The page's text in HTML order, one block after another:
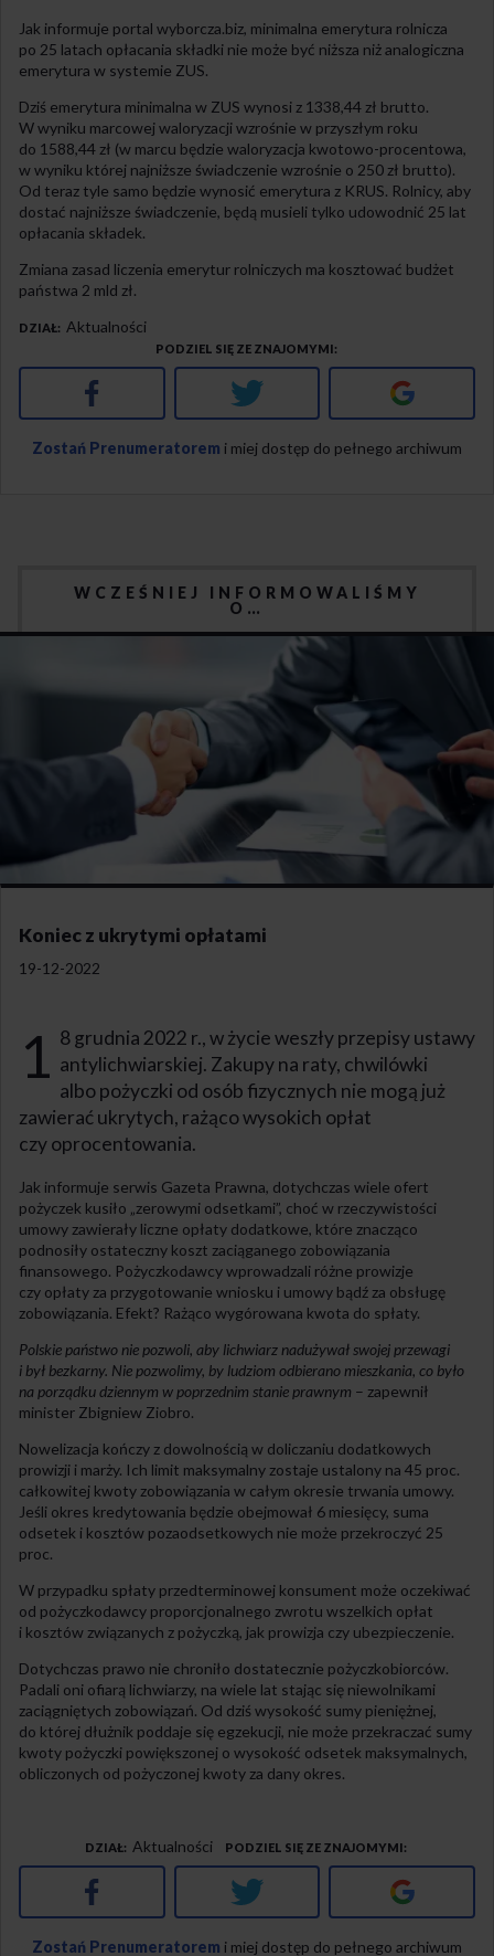
Jak informuje portal wyborcza.biz, minimalna emerytura rolnicza
po 25 latach opłacania składki nie może być niższa niż analogiczna
emerytura w systemie ZUS.
Dziś emerytura minimalna w ZUS wynosi z 1338,44 zł brutto.
W wyniku marcowej waloryzacji wzrośnie w przyszłym roku
do 1588,44 zł (w marcu będzie waloryzacja kwotowo-procentowa,
w wyniku której najniższe świadczenie wzrośnie o 250 zł brutto).
Od teraz tyle samo będzie wynosić emerytura z KRUS. Rolnicy, aby
dostać najniższe świadczenie, będą musieli tylko udowodnić 25 lat
opłacania składek.
Zmiana zasad liczenia emerytur rolniczych ma kosztować budżet
państwa 2 mld zł.
DZIAŁ Aktualności
PODZIEL SIĘ ZE ZNAJOMYMI
Facebook Twitter Google+
Zostań Prenumeratorem i miej dostęp do pełnego archiwum
WCZEŚNIEJ INFORMOWALIŚMY
O…
Koniec z ukrytymi opłatami
19-12-2022
1 8 grudnia 2022 r., w życie weszły przepisy ustawy
antylichwiarskiej. Zakupy na raty, chwilówki
albo pożyczki od osób fizycznych nie mogą już
zawierać ukrytych, rażąco wysokich opłat
czy oprocentowania.
Jak informuje serwis Gazeta Prawna, dotychczas wiele ofert
pożyczek kusiło „zerowymi odsetkami”, choć w rzeczywistości
umowy zawierały liczne opłaty dodatkowe, które znacząco
podnosiły ostateczny koszt zaciąganego zobowiązania
finansowego. Pożyczkodawcy wprowadzali różne prowizje
czy opłaty za przygotowanie wniosku i umowy bądź za obsługę
zobowiązania. Efekt? Rażąco wygórowana kwota do spłaty.
Polskie państwo nie pozwoli, aby lichwiarz nadużywał swojej przewagi
i był bezkarny. Nie pozwolimy, by ludziom odbierano mieszkania, co było
na porządku dziennym w poprzednim stanie prawnym – zapewnił
minister Zbigniew Ziobro.
Nowelizacja kończy z dowolnością w doliczaniu dodatkowych
prowizji i marży. Ich limit maksymalny zostaje ustalony na 45 proc.
całkowitej kwoty zobowiązania w całym okresie trwania umowy.
Jeśli okres kredytowania będzie obejmował 6 miesięcy, suma
odsetek i kosztów pozaodsetkowych nie może przekroczyć 25
proc.
W przypadku spłaty przedterminowej konsument może oczekiwać
od pożyczkodawcy proporcjonalnego zwrotu wszelkich opłat
i kosztów związanych z pożyczką, jak prowizja czy ubezpieczenie.
Dotychczas prawo nie chroniło dostatecznie pożyczkobiorców.
Padali oni ofiarą lichwiarzy, na wiele lat stając się niewolnikami
zaciągniętych zobowiązań. Od dziś wysokość sumy pieniężnej,
do której dłużnik poddaje się egzekucji, nie może przekraczać sumy
kwoty pożyczki powiększonej o wysokość odsetek maksymalnych,
obliczonych od pożyczonej kwoty za dany okres.
DZIAŁ Aktualności PODZIEL SIĘ ZE ZNAJOMYMI
Facebook Twitter Google+
Zostań Prenumeratorem i miej dostęp do pełnego archiwum